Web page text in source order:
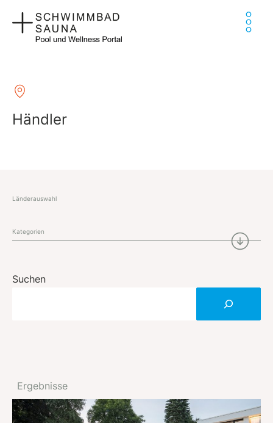
Inhalt
springen
Händler
Ergebnisse
Länderauswahl
Kategorien
Suchen